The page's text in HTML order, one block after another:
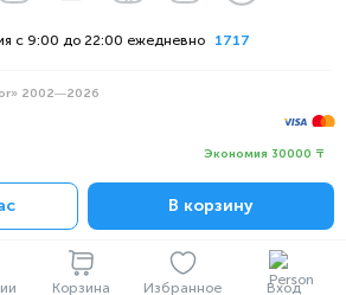
Корзина Избранное Вход
Экономия 30000 ₸
В корзину
1717
с 9:00 до 22:00 ежедневно
2002—2026